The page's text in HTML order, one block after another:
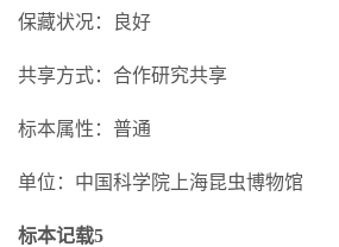
保藏状况：良好
共享方式：合作研究共享
标本属性：普通
单位：中国科学院上海昆虫博物馆
标本记载5